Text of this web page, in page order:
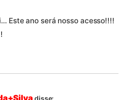
Este ano será nosso acesso!!!!